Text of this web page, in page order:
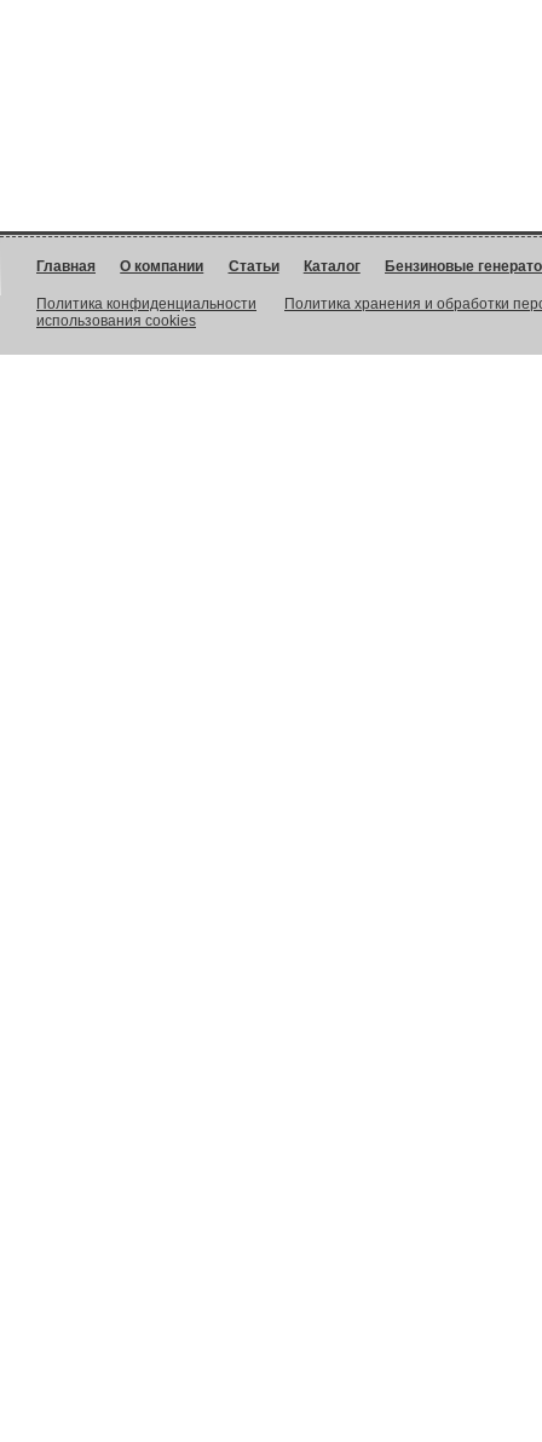
Главная О компании Статьи Каталог Бензиновые
Политика конфиденциальности
Политика хранения и обработки
использования cookies